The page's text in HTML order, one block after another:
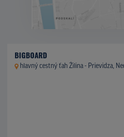
BIGBOARD
hlavný cestný ťah Žilina - Prievidza,